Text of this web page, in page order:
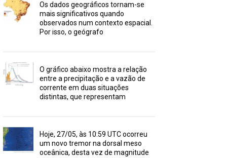
Os dados geográficos tornam-se
mais significativos quando
observados num contexto espacial.
Por isso, o geógrafo
O gráfico abaixo mostra a relação
entre a precipitação e a vazão de
corrente em duas situações
distintas, que representam
Hoje, 27/05, às 10:59 UTC ocorreu
um novo tremor na dorsal meso
oceânica, desta vez de magnitude